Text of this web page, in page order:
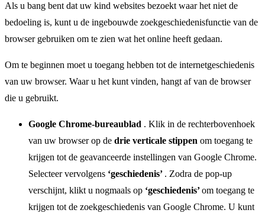
Als u bang bent dat uw kind websites bezoekt waar het niet de
bedoeling is, kunt u de ingebouwde zoekgeschiedenisfunctie van de
browser gebruiken om te zien wat het online heeft gedaan.
Om te beginnen moet u toegang hebben tot de internetgeschiedenis
van uw browser. Waar u het kunt vinden, hangt af van de browser
die u gebruikt.
Google Chrome-bureaublad . Klik in de rechterbovenhoek
van uw browser op de drie verticale stippen om toegang te
krijgen tot de geavanceerde instellingen van Google Chrome.
Selecteer vervolgens ‘geschiedenis’ . Zodra de pop-up
verschijnt, klikt u nogmaals op ‘geschiedenis’om toegang te
krijgen tot de zoekgeschiedenis van Google Chrome. U kunt